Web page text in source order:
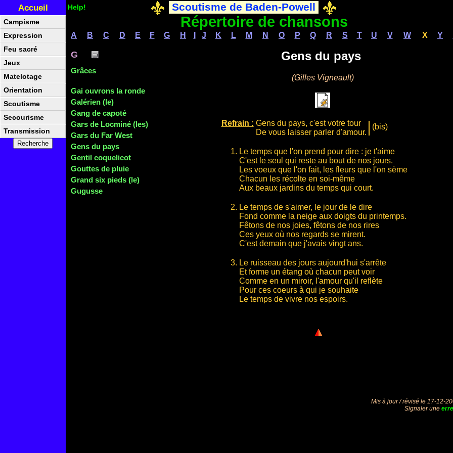
Accueil Help! Scoutisme de Baden-Powell
Répertoire de chansons
A B C D E F G H J K L M N O P Q R S T U V W X Y
G
Grâces
Gai ouvrons la ronde
Galérien (le)
Gang de capoté
Gars de Locminé (les)
Gars du Far West
Gens du pays
Gentil coquelicot
Gouttes de pluie
Grand six pieds (le)
Gugusse
Gens du pays
(Gilles Vigneault)
Refrain : Gens du pays, c'est votre tour
De vous laisser parler d'amour.
(bis)
Le temps que l'on prend pour dire : je t'aime
C'est le seul qui reste au bout de nos jours.
Les voeux que l'on fait, les fleurs que l'on sème
Chacun les récolte en soi-même
Aux beaux jardins du temps qui court.
Le temps de s'aimer, le jour de le dire
Fond comme la neige aux doigts du printemps.
Fêtons de nos joies, fêtons de nos rires
Ces yeux où nos regards se mirent.
C'est demain que j'avais vingt ans.
Le ruisseau des jours aujourd'hui s'arrête
Et forme un étang où chacun peut voir
Comme en un miroir, l'amour qu'il reflète
Pour ces coeurs à qui je souhaite
Le temps de vivre nos espoirs.
Mis à jour / révisé le 17-12-
Signaler une
Campisme
Expression
Feu sacré
Jeux
Matelotage
Orientation
Scoutisme
Secourisme
Transmission